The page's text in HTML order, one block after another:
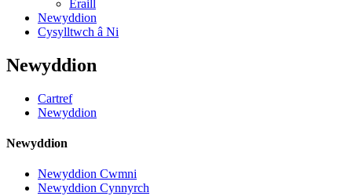
Eraill
Newyddion
Cysylltwch â Ni
Newyddion
Cartref
Newyddion
Newyddion
Newyddion Cwmni
Newyddion Cynnyrch